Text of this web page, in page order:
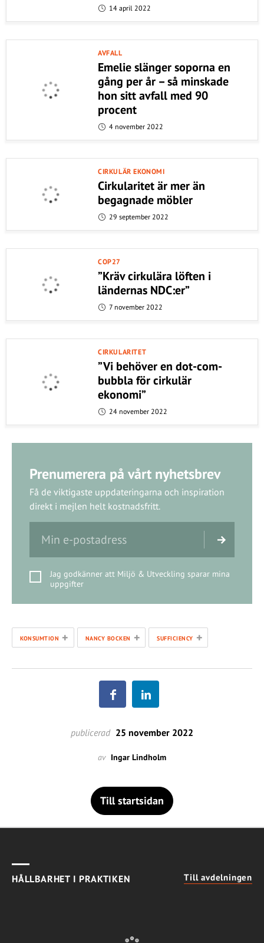
14 april 2022
AVFALL
Emelie slänger soporna en
gång per år – så minskade
hon sitt avfall med 90
procent
4 november 2022
CIRKULÄR EKONOMI
Cirkularitet är mer än
begagnade möbler
29 september 2022
COP27
”Kräv cirkulära löften i
ländernas NDC:er”
7 november 2022
CIRKULARITET
”Vi behöver en dot-com-
bubbla för cirkulär
ekonomi”
24 november 2022
Prenumerera på vårt nyhetsbrev
Få de viktigaste uppdateringarna och inspiration
direkt i mejlen helt kostnadsfritt.
Jag godkänner att Miljö & Utveckling sparar mina
uppgifter
KONSUMTION + NANCY BOCKEN + SUFFICIENCY +
publicerad 25 november 2022
av Ingar Lindholm
Till startsidan
HÅLLBARHET I PRAKTIKEN Till avdelningen